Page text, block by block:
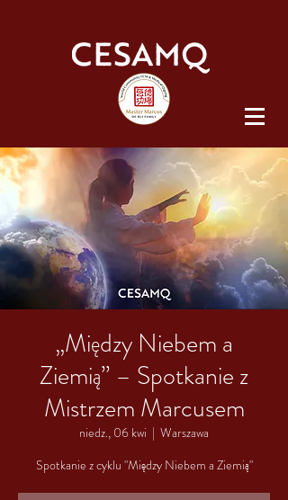
„Między Niebem a
Ziemią” – Spotkanie z
Mistrzem Marcusem
niedz., 06 kwi
  |
Warszawa
Spotkanie z cyklu "Między Niebem a Ziemią"